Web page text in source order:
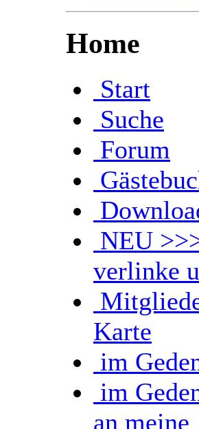
Home
Start
Suche
Forum
NEU
verlinke
Karte
im
im
an meine